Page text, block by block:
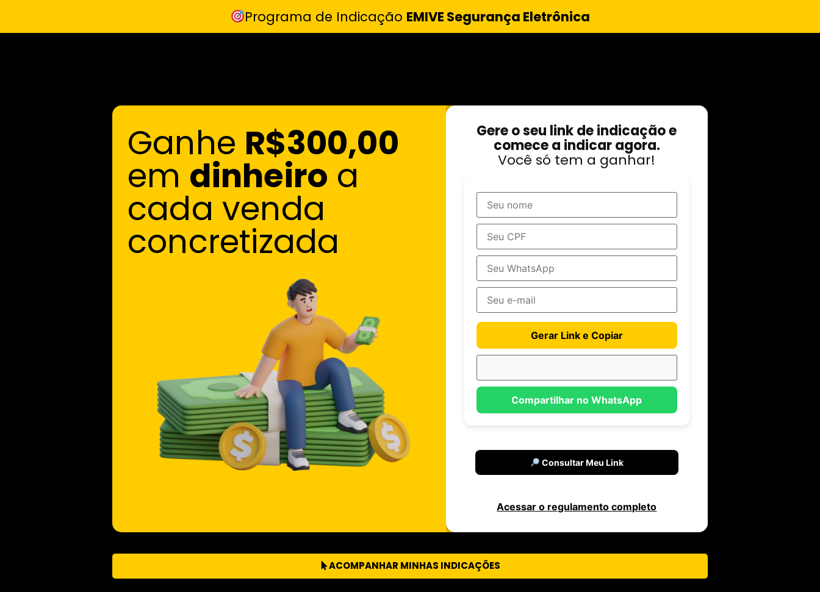
Programa de Indicação EMIVE Segurança Eletrônica
Ganhe R$300,00
em dinheiro a
cada venda
concretizada
Gere o seu link de indicação e
comece a indicar agora.
Você só tem a ganhar!
Gerar Link e Copiar
Compartilhar no WhatsApp
Consultar Meu Link
Acessar o regulamento completo
ACOMPANHAR MINHAS INDICAÇÕES